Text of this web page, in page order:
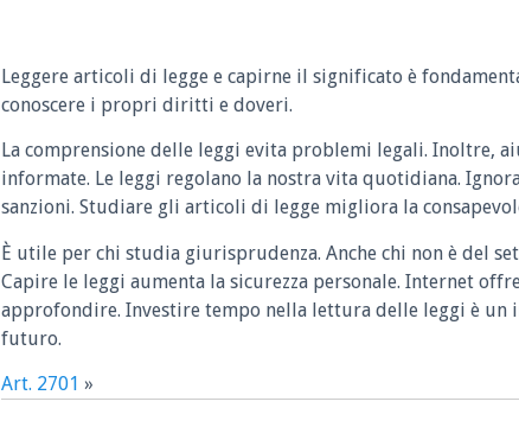
Leggere articoli di legge e capirne il significato è
conoscere i propri diritti e doveri.
La comprensione delle leggi evita problemi legali. Inoltre,
informate. Le leggi regolano la nostra vita quotidiana.
sanzioni. Studiare gli articoli di legge migliora la
È utile per chi studia giurisprudenza. Anche chi non è del
Capire le leggi aumenta la sicurezza personale. Internet
approfondire. Investire tempo nella lettura delle leggi è un
futuro.
Art. 2701 »